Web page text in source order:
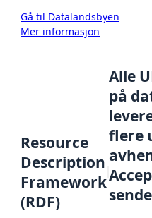
Gå til Datalandsbyen
Mer informasjon
Resource
Description
Framework
(RDF)
Alle
på
flere